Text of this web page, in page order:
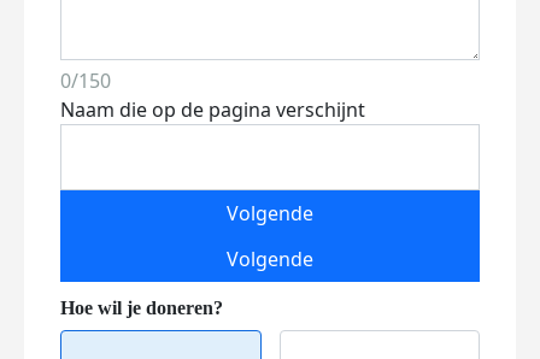
0/150
Naam die op de pagina verschijnt
Volgende
Volgende